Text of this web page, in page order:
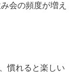
会の頻度が増え
慣れると楽しい